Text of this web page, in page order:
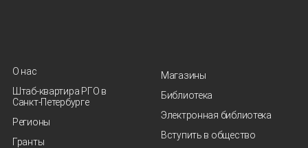
О нас
Штаб-квартира РГО в
Санкт‑Петербурге
Регионы
Гранты
Магазины
Библиотека
Электронная библиотека
Вступить в общество